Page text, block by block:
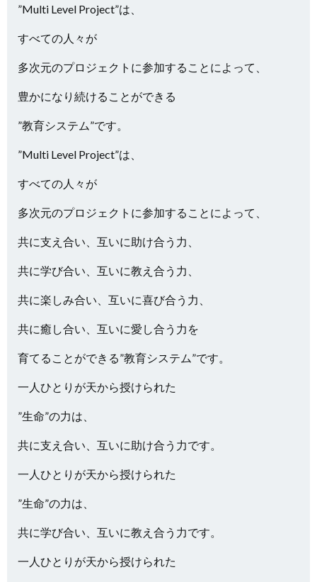
”Multi Level Project”は、
すべての人々が
多次元のプロジェクトに参加することによって、
豊かになり続けることができる
”教育システム”です。
”Multi Level Project”は、
すべての人々が
多次元のプロジェクトに参加することによって、
共に支え合い、互いに助け合う力、
共に学び合い、互いに教え合う力、
共に楽しみ合い、互いに喜び合う力、
共に癒し合い、互いに愛し合う力を
育てることができる”教育システム”です。
一人ひとりが天から授けられた
”生命”の力は、
共に支え合い、互いに助け合う力です。
一人ひとりが天から授けられた
”生命”の力は、
共に学び合い、互いに教え合う力です。
一人ひとりが天から授けられた